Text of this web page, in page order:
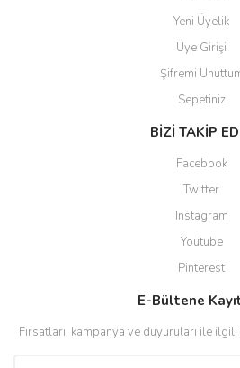
Yeni Üyelik
Üye Girişi
Şifremi
Sepetiniz
BİZİ TAKİP
Facebook
Twitter
Instagram
Youtube
Pinterest
E-Bültene
Fırsatları, kampanya ve duyuruları ile